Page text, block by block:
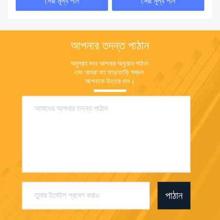
আপনার তদন্ত পাঠান
অনুগ্রহ করে আপনার অনুরোধ পাঠান
এবং আমরা যত তাড়াতাড়ি সম্ভব
আপনাকে উত্তর দেব।
পাঠান